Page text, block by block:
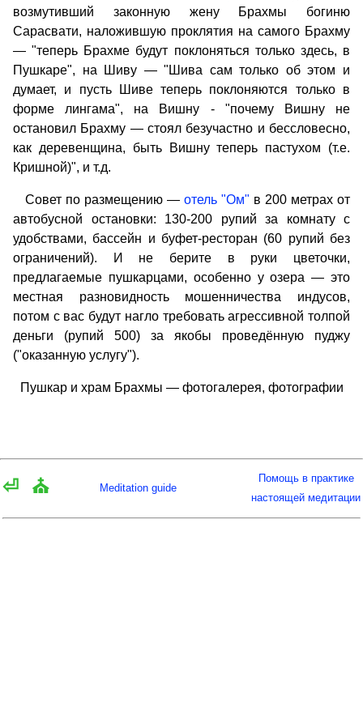
возмутивший законную жену Брахмы богиню
Сарасвати, наложившую проклятия на самого Брахму
— "теперь Брахме будут поклоняться только здесь, в
Пушкаре", на Шиву — "Шива сам только об этом и
думает, и пусть Шиве теперь поклоняются только в
форме лингама", на Вишну - "почему Вишну не
остановил Брахму — стоял безучастно и бессловесно,
как деревенщина, быть Вишну теперь пастухом (т.е.
Кришной)", и т.д.
Совет по размещению — отель "Ом" в 200 метрах от
автобусной остановки: 130-200 рупий за комнату с
удобствами, бассейн и буфет-ресторан (60 рупий без
ограничений). И не берите в руки цветочки,
предлагаемые пушкарцами, особенно у озера — это
местная разновидность мошенничества индусов,
потом с вас будут нагло требовать агрессивной толпой
деньги (рупий 500) за якобы проведённую пуджу
("оказанную услугу").
Пушкар и храм Брахмы — фотогалерея, фотографии
⏎ ⛪ Meditation guide
Помощь в практике
настоящей медитации